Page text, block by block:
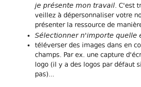
je présente mon travail. C'est
veillez à dépersonnaliser votre
présenter la ressource de
Sélectionner n'importe quelle
téléverser des images dans en
champs. Par ex. une capture
logo (il y a des logos par défaut
pas)...